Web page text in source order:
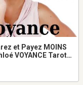
et Payez MOINS
VOYANCE Tarot
969-2563